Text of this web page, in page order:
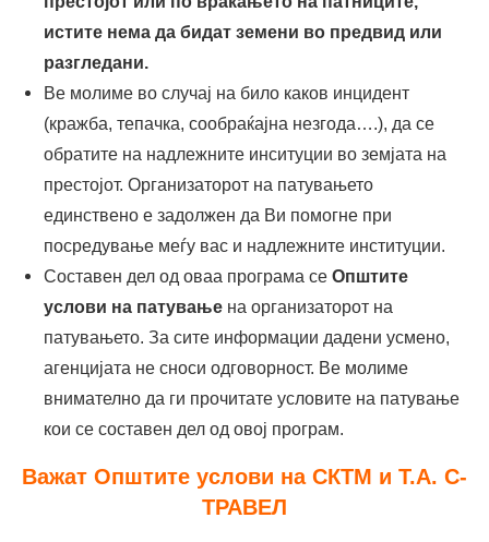
истите нема да бидат земени во предвид или
разгледани.
Ве молиме во случај на било каков инцидент
(кражба, тепачка, сообраќајна незгода….), да се
обратите на надлежните инситуции во земјата на
престојот. Организаторот на патувањето
единствено е задолжен да Ви помогне при
посредување меѓу вас и надлежните институции.
Составен дел од оваа програма се Општите
услови на патување на организаторот на
патувањето. За сите информации дадени усмено,
агенцијата не сноси одговорност. Ве молиме
внимателно да ги прочитате условите на патување
кои се составен дел од овој програм.
Важат Општите услови на СКТМ и Т.А. С-
ТРАВЕЛ